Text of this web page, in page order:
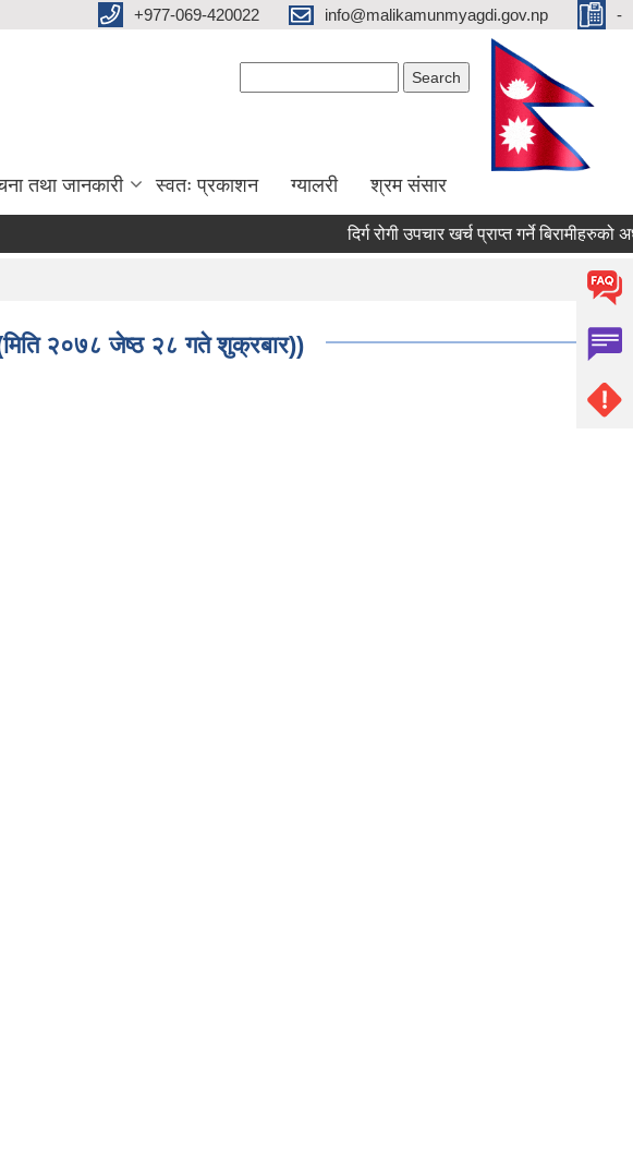
+977-069-420022 info@malikamunmyagdi.gov.np -
तथा जानकारी स्वतः प्रकाशन ग्यालरी श्रम संसार
दिर्ग रोगी उपचार खर्च प्राप्त गर्ने बिरामीहरुको
२०७८ जेष्ठ २८ गते शुक्रबार))